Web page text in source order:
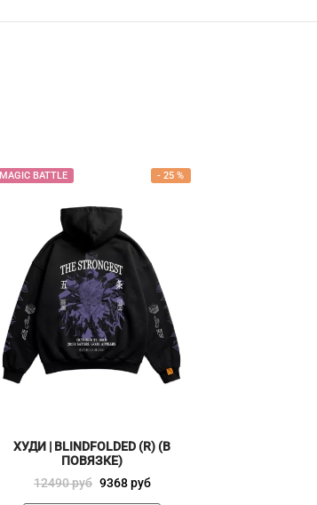
- 25 %
MAGIC BATTLE
ХУДИ | BLINDFOLDED (R) (В
ПОВЯЗКЕ)
12490руб
Первоначальная
9368руб
Текущая